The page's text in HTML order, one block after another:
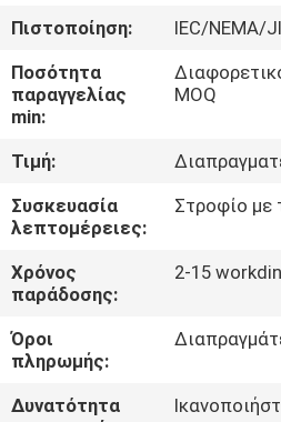
ΓΎΡΟΣ
ΕΡΓΟΣΤΑΣΊΩΝ
ΠΟΙΟΤΙΚΌΣ
ΈΛΕΓΧΟΣ
ΜΑΣ
ΕΛΆΤΕ
ΣΕ
ΕΠΑΦΉ
Πιστοποίηση:
IEC/NEMA/
Ποσότητα
παραγγελίας
min:
MOQ
Τιμή:
Συσκευασία
λεπτομέρειες:
Στροφίο με
Χρόνος
παράδοσης:
2-15
Όροι
πληρωμής:
Δυνατότητα